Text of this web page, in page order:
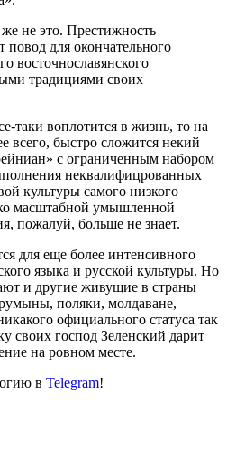
не это. Престижность
повод для окончательного
восточнославянского
традициями своих
таки воплотится в жизнь, то на
всего, быстро сложится некий
с ограниченным набором
неквалифицрованных
культуры самого низкого
масштабной умышленной
пожалуй, больше не знает.
для еще более интенсивного
языка и русской культуры. Но
и другие живущие в страны
поляки, молдаване,
официального статуса так
своих господ Зеленский дарит
на ровном месте.
в Telegram!